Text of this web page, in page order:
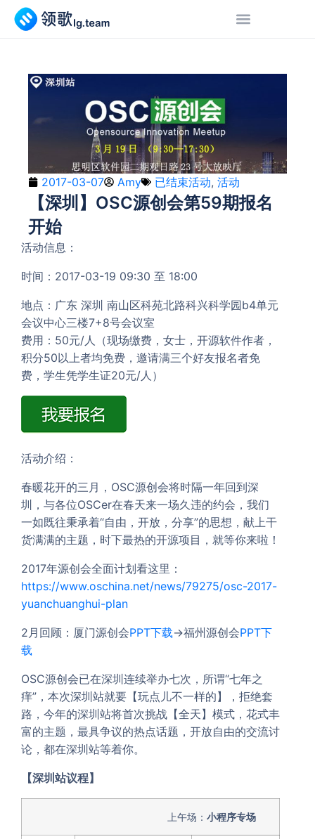
2017-03-07 Amy 已结束活动, 活动
【深圳】OSC源创会第59期报名
开始
活动信息：
时间：2017-03-19 09:30 至 18:00
地点：广东 深圳 南山区科苑北路科兴科学园b4单元
会议中心三楼7+8号会议室
费用：50元/人（现场缴费，女士，开源软件作者，
积分50以上者均免费，邀请满三个好友报名者免
费，学生凭学生证20元/人）
活动介绍：
春暖花开的三月，OSC源创会将时隔一年回到深
圳，与各位OSCer在春天来一场久违的约会，我们
一如既往秉承着“自由，开放，分享”的思想，献上干
货满满的主题，时下最热的开源项目，就等你来啦！
2017年源创会全面计划看这里：
https://www.oschina.net/news/79275/osc-2017-
yuanchuanghui-plan
2月回顾：厦门源创会PPT下载→福州源创会PPT下
载
OSC源创会已在深圳连续举办七次，所谓“七年之
痒”，本次深圳站就要【玩点儿不一样的】，拒绝套
路，今年的深圳站将首次挑战【全天】模式，花式丰
富的主题，最具争议的热点话题，开放自由的交流讨
论，都在深圳站等着你。
【深圳站议程】
上午场： 小程序专场